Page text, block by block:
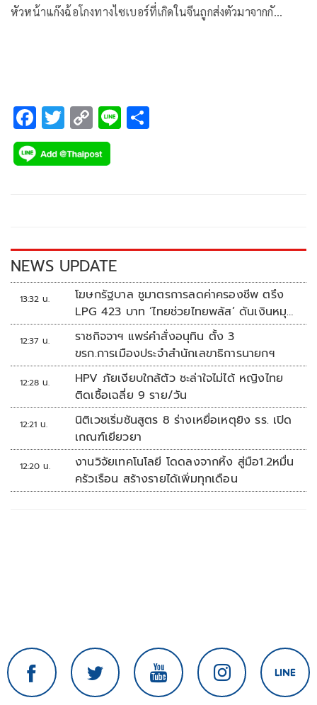
หัวหน้าแก๊งฉ้อโกงทางไซเบอร์ที่เกิดในจีนถูกส่งตัวมาจากกั…
F
ac
e
k
T
wi
tt
C
o
p
k
Li
NEWS UPDATE
13:32 น.
โฆษกรัฐบาล ชูมาตรการลดค่าครองชีพ ตรึง
LPG 423 บาท ‘ไทยช่วยไทยพลัส’ ดันเงินหมุน
แสนล้าน
12:37 น.
ราชกิจจาฯ แพร่คำสั่งอนุทิน ตั้ง 3
ขรก.การเมืองประจำสำนักเลขาธิการนายกฯ
12:28 น.
HPV ภัยเงียบใกล้ตัว ชะล่าใจไม่ได้ หญิงไทย
ติดเชื้อเฉลี่ย 9 ราย/วัน
12:21 น.
นิติเวชเริ่มชันสูตร 8 ร่างเหยื่อเหตุยิง รร. เปิด
เกณฑ์เยียวยา
12:20 น.
งานวิจัยเทคโนโลยี โดดลงจากหิ้ง สู่มือ1.2หมื่น
ครัวเรือน สร้างรายได้เพิ่มทุกเดือน